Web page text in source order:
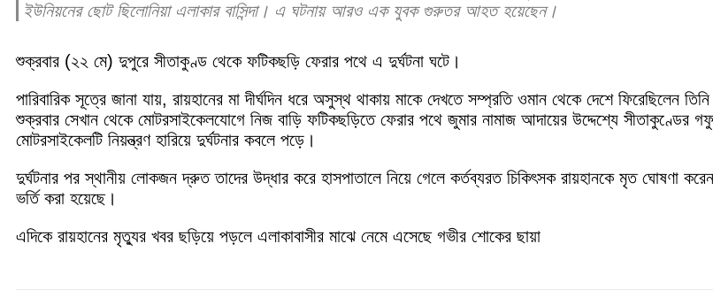
ইউনিয়নের ছোট ছিলোনিয়া এলাকার বাসিন্দা। এ ঘটনায় আরও এক যুবক গুরুতর আহত হয়েছেন।
শুক্রবার (২২ মে) দুপুরে সীতাকুণ্ড থেকে ফটিকছড়ি ফেরার পথে এ দুর্ঘটনা ঘটে।
পারিবারিক সূত্রে জানা যায়, রায়হানের মা দীর্ঘদিন ধরে অসুস্থ থাকায় মাকে দেখতে সম্প্রতি ওমান থেকে দেশে ফিরেছিলেন
শুক্রবার সেখান থেকে মোটরসাইকেলযোগে নিজ বাড়ি ফটিকছড়িতে ফেরার পথে জুমার নামাজ আদায়ের উদ্দেশ্যে সীতাকুণ্ডের
মোটরসাইকেলটি নিয়ন্ত্রণ হারিয়ে দুর্ঘটনার কবলে পড়ে।
দুর্ঘটনার পর স্থানীয় লোকজন দ্রুত তাদের উদ্ধার করে হাসপাতালে নিয়ে গেলে কর্তব্যরত চিকিৎসক রায়হানকে মৃত
ভর্তি করা হয়েছে।
এদিকে রায়হানের মৃত্যুর খবর ছড়িয়ে পড়লে এলাকাবাসীর মাঝে নেমে এসেছে গভীর শোকের ছায়া